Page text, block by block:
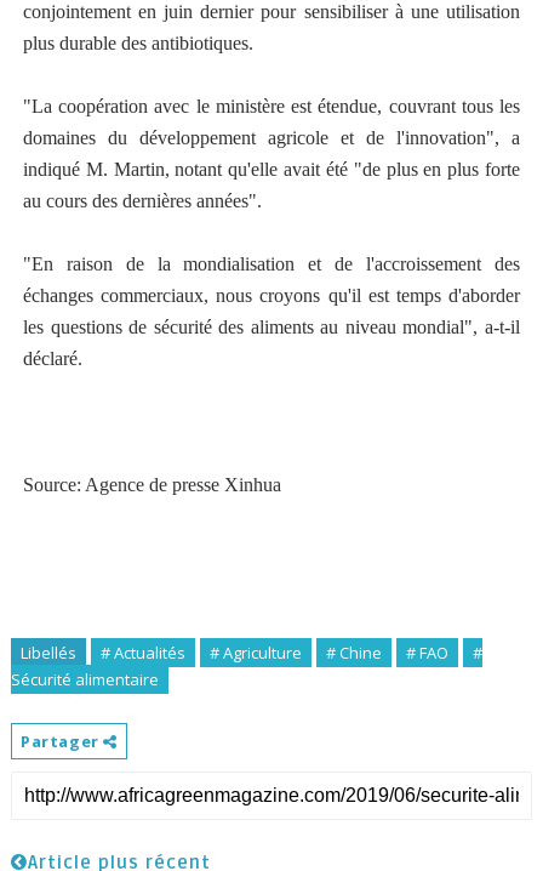
conjointement en juin dernier pour sensibiliser à une utilisation
plus durable des antibiotiques.
"La coopération avec le ministère est étendue, couvrant tous les
domaines du développement agricole et de l'innovation", a
indiqué M. Martin, notant qu'elle avait été "de plus en plus forte
au cours des dernières années".
"En raison de la mondialisation et de l'accroissement des
échanges commerciaux, nous croyons qu'il est temps d'aborder
les questions de sécurité des aliments au niveau mondial", a-t-il
déclaré.
Source: Agence de presse Xinhua
Libellés # Actualités # Agriculture # Chine # FAO
#
Sécurité alimentaire
Partager
Article plus récent